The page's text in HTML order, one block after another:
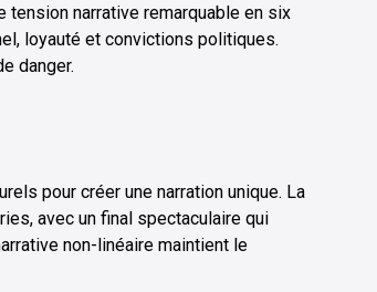
narrative remarquable en six
loyauté et convictions politiques.
danger.
pour créer une narration unique. La
avec un final spectaculaire qui
non-linéaire maintient le